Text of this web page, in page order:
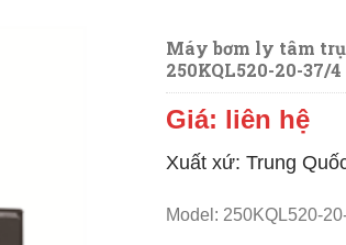
Máy bơm ly tâm
250KQL520-20-37/4
Giá: liên hệ
Xuất xứ: Trung
Model: 250KQL520-